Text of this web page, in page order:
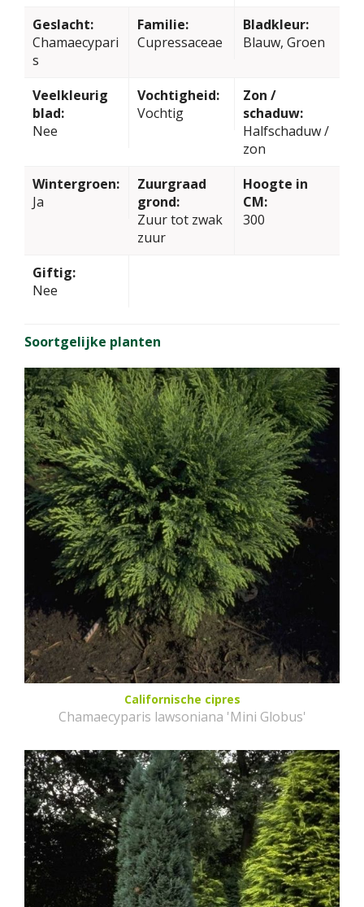
Geslacht:
Chamaecypari
s
Familie:
Cupressaceae
Bladkleur:
Blauw, Groen
Veelkleurig
blad:
Nee
Vochtigheid:
Vochtig
Zon /
schaduw:
Halfschaduw /
zon
Wintergroen:
Ja
Zuurgraad
grond:
Zuur tot zwak
zuur
Hoogte in
CM:
300
Giftig:
Nee
Soortgelijke planten
Californische cipres
Chamaecyparis lawsoniana 'Mini Globus'